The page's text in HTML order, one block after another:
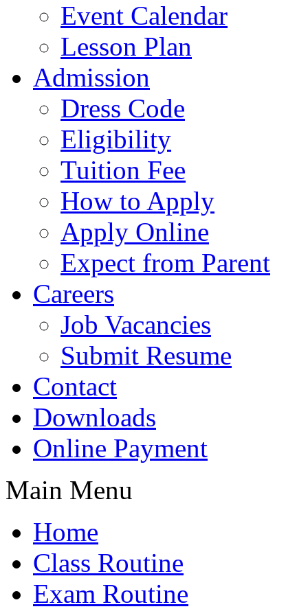
Event Calendar
Lesson Plan
Admission
Dress Code
Eligibility
Tuition Fee
How to Apply
Apply Online
Expect from Parent
Careers
Job Vacancies
Submit Resume
Contact
Downloads
Online Payment
Main Menu
Home
Class Routine
Exam Routine